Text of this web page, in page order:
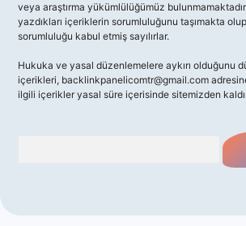
veya araştırma yükümlülüğümüz
yazdıkları içeriklerin sorumluluğunu taşımakta
sorumluluğu kabul etmiş sayılırlar.
Hukuka ve yasal düzenlemelere aykırı olduğunu
içerikleri, backlinkpanelicomtr@gmail.com
ilgili içerikler yasal süre içerisinde sitemizden